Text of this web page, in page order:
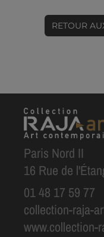
RETOUR
Paris Nord II
16 Rue de
01 48 17 59 77
collection-raja-
www.collection-